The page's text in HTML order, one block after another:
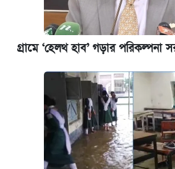
গ্রামে ‘হেলথ হাব’ গড়ার পরিকল্পনা